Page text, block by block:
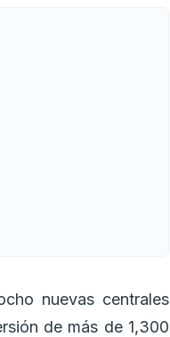
nuevas centrales
de más de 1,300